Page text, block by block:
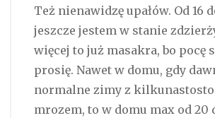
Też nienawidzę upałów. Od 16
jeszcze jestem w stanie
więcej to już masakra, bo pocę
prosię. Nawet w domu, gdy
normalne zimy z
mrozem, to w domu max od 20